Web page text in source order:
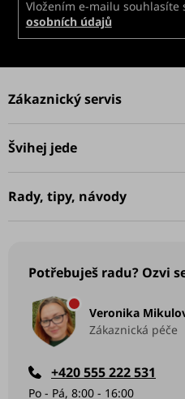
Vložením e-mailu souhlasíte
osobních údajů
á
p
a
Zákaznický servis
Švihej jede
Rady, tipy, návody
Potřebuješ radu? Ozvi
Veronika
Zákaznická péče
+420 555 222 531